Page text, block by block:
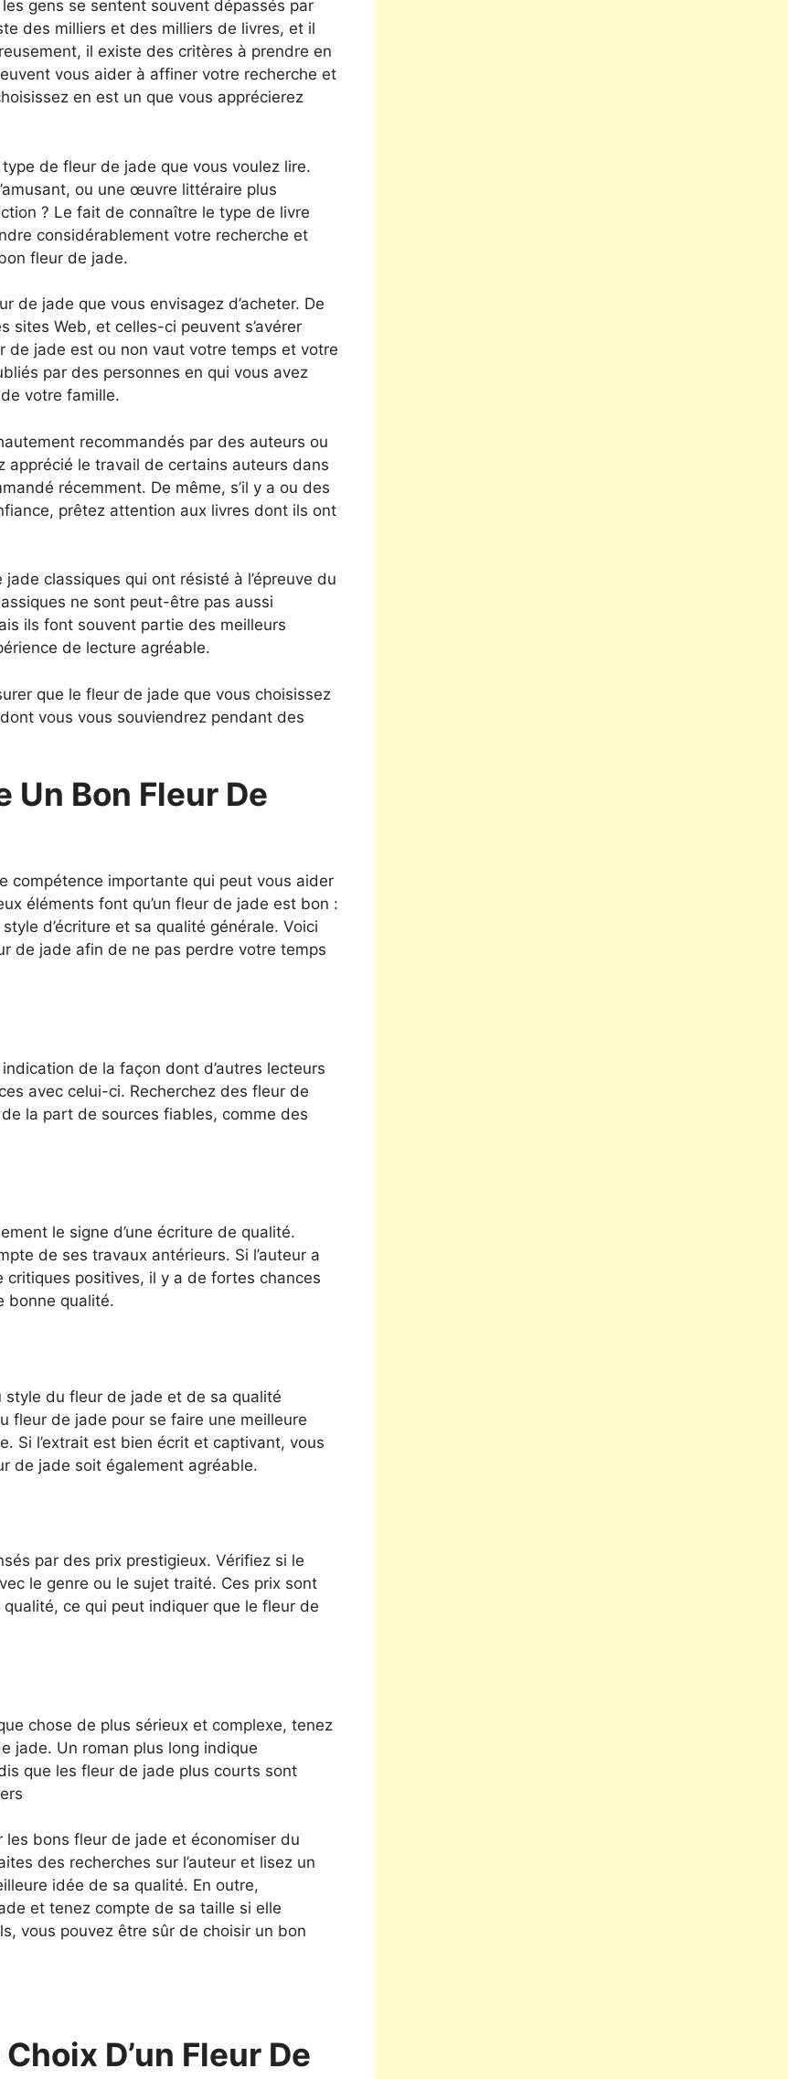
gens se sentent souvent dépassés par
des milliers et des milliers de livres, et il
il existe des critères à prendre en
vous aider à affiner votre recherche et
en est un que vous apprécierez
de fleur de jade que vous voulez lire.
ou une œuvre littéraire plus
? Le fait de connaître le type de livre
considérablement votre recherche et
fleur de jade.
de jade que vous envisagez d’acheter. De
sites Web, et celles-ci peuvent s’avérer
de jade est ou non vaut votre temps et votre
par des personnes en qui vous avez
votre famille.
recommandés par des auteurs ou
apprécié le travail de certains auteurs dans
récemment. De même, s’il y a ou des
prêtez attention aux livres dont ils ont
classiques qui ont résisté à l’épreuve du
ne sont peut-être pas aussi
ils font souvent partie des meilleurs
de lecture agréable.
que le fleur de jade que vous choisissez
vous vous souviendrez pendant des
Bon Fleur De
compétence importante qui peut vous aider
éléments font qu’un fleur de jade est bon :
d’écriture et sa qualité générale. Voici
de jade afin de ne pas perdre votre temps
de la façon dont d’autres lecteurs
avec celui-ci. Recherchez des fleur de
la part de sources fiables, comme des
le signe d’une écriture de qualité.
de ses travaux antérieurs. Si l’auteur a
critiques positives, il y a de fortes chances
bonne qualité.
du fleur de jade et de sa qualité
fleur de jade pour se faire une meilleure
Si l’extrait est bien écrit et captivant, vous
de jade soit également agréable.
par des prix prestigieux. Vérifiez si le
le genre ou le sujet traité. Ces prix sont
ce qui peut indiquer que le fleur de
chose de plus sérieux et complexe, tenez
jade. Un roman plus long indique
que les fleur de jade plus courts sont
bons fleur de jade et économiser du
des recherches sur l’auteur et lisez un
idée de sa qualité. En outre,
et tenez compte de sa taille si elle
vous pouvez être sûr de choisir un bon
D’un Fleur De